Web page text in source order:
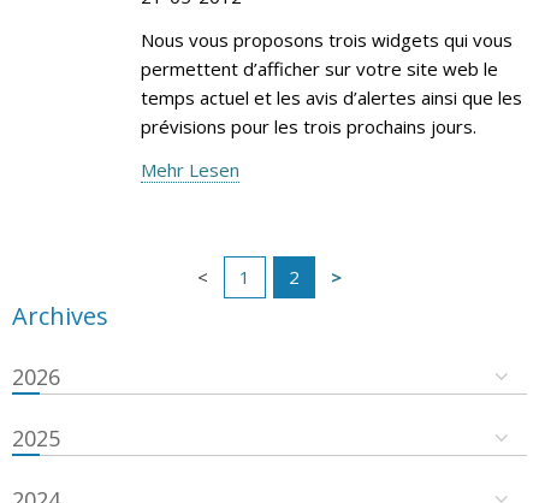
Nous vous proposons trois widgets qui vous
permettent d’afficher sur votre site web le
temps actuel et les avis d’alertes ainsi que les
prévisions pour les trois prochains jours.
Mehr Lesen
1 2
Archives
2026
2025